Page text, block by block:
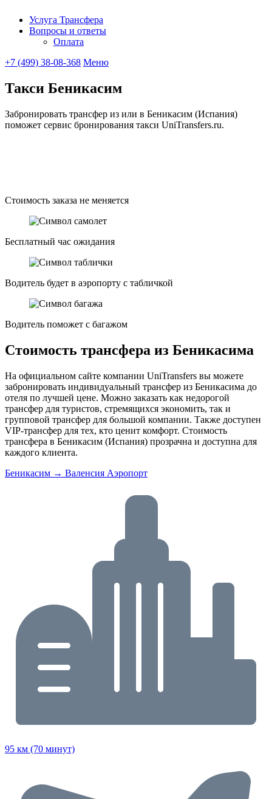
Услуга Трансфера
Вопросы и ответы
Оплата
+7 (499) 38-08-368 Меню
Такси Беникасим
Забронировать трансфер из или в Беникасим (Испания)
поможет сервис бронирования такси UniTransfers.ru.
Стоимость заказа не меняется
Бесплатный час ожидания
Водитель будет в аэропорту с табличкой
Водитель поможет с багажом
Стоимость трансфера из Беникасима
На официальном сайте компании UniTransfers вы можете
забронировать индивидуальный трансфер из Беникасима до
отеля по лучшей цене. Можно заказать как недорогой
трансфер для туристов, стремящихся экономить, так и
групповой трансфер для большой компании. Также доступен
VIP-трансфер для тех, кто ценит комфорт. Стоимость
трансфера в Беникасим (Испания) прозрачна и доступна для
каждого клиента.
Беникасим → Валенсия Аэропорт
95 км (70 минут)